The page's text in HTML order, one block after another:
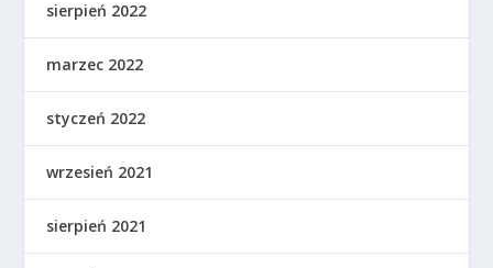
sierpień 2022
marzec 2022
styczeń 2022
wrzesień 2021
sierpień 2021